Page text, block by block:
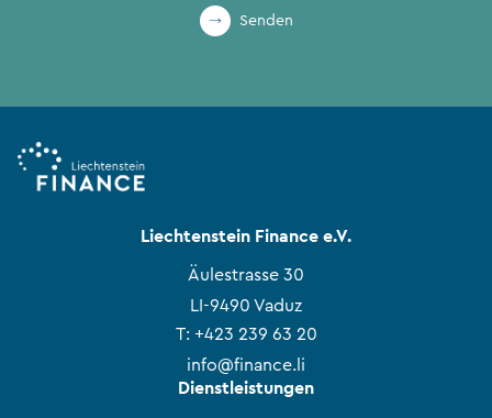
Senden
Liechtenstein Finance e.V.
Äulestrasse 30
LI-9490 Vaduz
T: +423 239 63 20
info@finance.li
Dienstleistungen